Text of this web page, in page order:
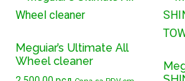
Meguiar’s Ultimate All
Wheel cleaner